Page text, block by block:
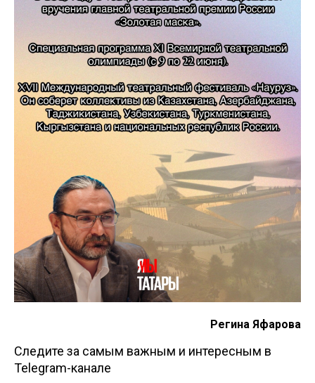
Регина Яфарова
Следите за самым важным и интересным в
Telegram-канале